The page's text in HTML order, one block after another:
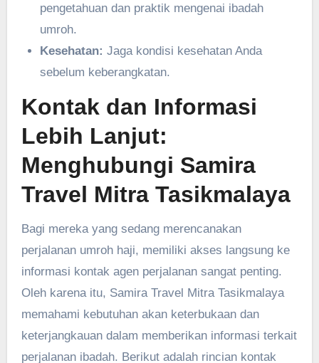
pengetahuan dan praktik mengenai ibadah
umroh.
Kesehatan: Jaga kondisi kesehatan Anda
sebelum keberangkatan.
Kontak dan Informasi
Lebih Lanjut:
Menghubungi Samira
Travel Mitra Tasikmalaya
Bagi mereka yang sedang merencanakan
perjalanan umroh haji, memiliki akses langsung ke
informasi kontak agen perjalanan sangat penting.
Oleh karena itu, Samira Travel Mitra Tasikmalaya
memahami kebutuhan akan keterbukaan dan
keterjangkauan dalam memberikan informasi terkait
perjalanan ibadah. Berikut adalah rincian kontak